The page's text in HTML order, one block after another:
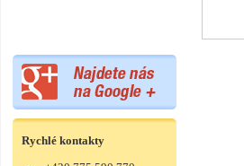
Rychlé kontakty